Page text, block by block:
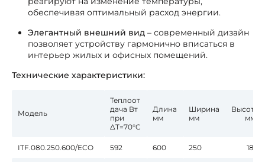
обеспечивая оптимальный расход энергии.
Элегантный внешний вид – современный дизайн
позволяет устройству гармонично вписаться в
интерьер жилых и офисных помещений.
Технические характеристики:
Модель
Теплоот
дача Вт
при
∆T=70°C
Длина
мм
Ширина
мм
Высота
мм*
ITF.080.250.600/ECO 592 600 250 180